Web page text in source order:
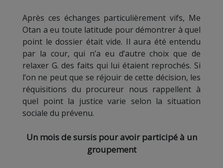
Après ces échanges particulièrement vifs, Me
Otan a eu toute latitude pour démontrer à quel
point le dossier était vide. Il aura été entendu
par la cour, qui n’a eu d’autre choix que de
relaxer G. des faits qui lui étaient reprochés. Si
l’on ne peut que se réjouir de cette décision, les
réquisitions du procureur nous rappellent à
quel point la justice varie selon la situation
sociale du prévenu.
Un mois de sursis pour avoir participé à un
groupement